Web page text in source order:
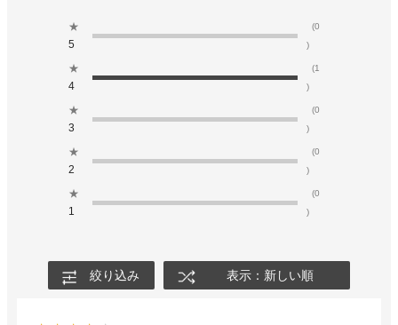
★
5
(0
)
★
4
(1
)
★
3
(0
)
★
2
(0
)
★
1
(0
)
絞り込み 表示：新しい順